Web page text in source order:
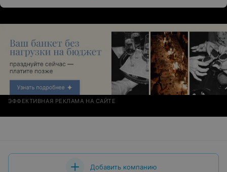
ЭФФЕКТИВНАЯ РЕКЛАМА НА САЙТЕ
Добавить компанию